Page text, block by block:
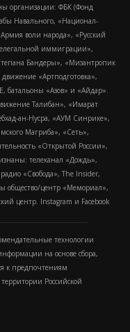
организации: ФБК (Фонд
Навального, «Национал-
воли народа», «Русский
иммиграции»,
Бандеры», «Мизантропик
«Артподготовка»,
батальоны «Азов» и «Айдар».
Талибан», «Имарат
ан-Нусра, «АУМ Синрике»,
Магриба», «Сеть»,
«Открытой России»,
телеканал «Дождь»,
«Свобода», The Insider,
общество/центр «Мемориал»,
центр. Instagram и Facebook
технологии
на основе сбора,
к предпочтениям
Российской